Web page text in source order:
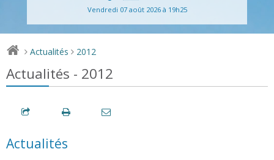
Vendredi 07 août 2026 à 19h25
> Actualités > 2012
Actualités - 2012
Actualités